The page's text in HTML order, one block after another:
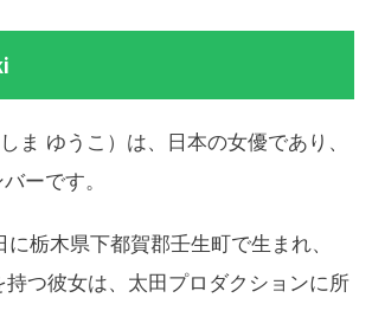
ま ゆうこ）は、日本の女優であり、
ーです。
栃木県下都賀郡壬生町で生まれ、
つ彼女は、太田プロダクションに所